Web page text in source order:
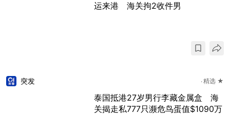
运来港 海关拘2收件男
突发 精选 ★
泰国抵港27岁男行李藏金属盒 海
关揭走私777只濒危鸟蛋值$1090万